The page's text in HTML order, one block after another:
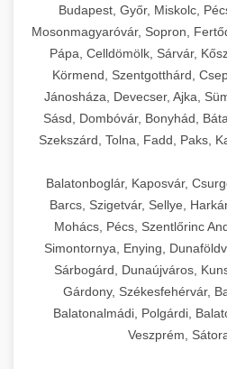
Budapest, Győr, Miskolc,
Mosonmagyaróvár, Sopron,
Pápa, Celldömölk, Sárvár,
Körmend, Szentgotthárd,
Jánosháza, Devecser, Ajka,
Sásd, Dombóvár, Bonyhád,
Szekszárd, Tolna, Fadd, Paks,
Balatonboglár, Kaposvár,
Barcs, Szigetvár, Sellye,
Mohács, Pécs, Szentlőrinc
Simontornya, Enying,
Sárbogárd, Dunaújváros,
Gárdony, Székesfehérvár,
Balatonalmádi, Polgárdi,
Veszprém,